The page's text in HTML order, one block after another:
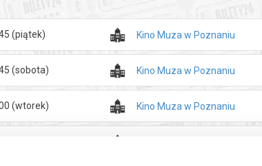
(piątek) Kino Muza w Poznaniu
(sobota) Kino Muza w Poznaniu
(wtorek) Kino Muza w Poznaniu